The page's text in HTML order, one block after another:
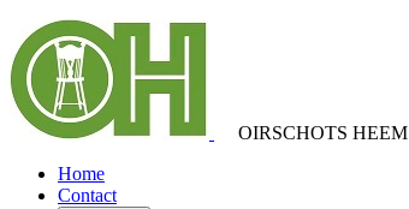
OIRSCHOTS HEEM
Home
Contact